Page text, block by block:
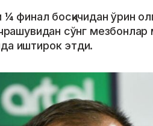
финал босқичидан ўрин
сўнг мезбонлар
иштирок этди.